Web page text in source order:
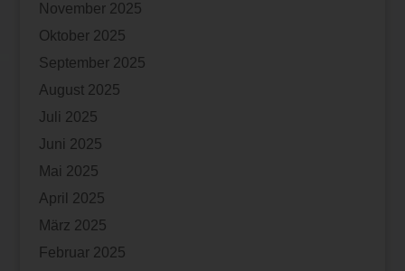
November 2025
Oktober 2025
September 2025
August 2025
Juli 2025
Juni 2025
Mai 2025
April 2025
März 2025
Februar 2025